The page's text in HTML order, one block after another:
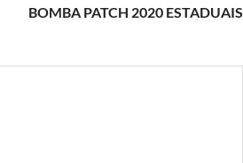
BOMBA PATCH 2020 ESTADUAIS